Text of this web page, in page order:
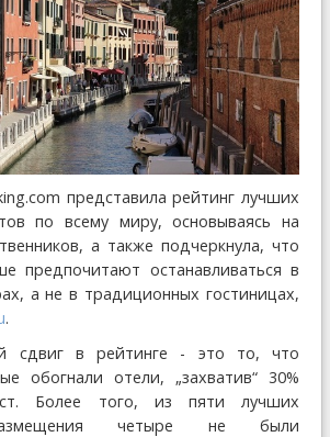
представила рейтинг лучших
по всему миру, основываясь на
а также подчеркнула, что
предпочитают останавливаться в
а не в традиционных гостиницах,
.
сдвиг в рейтинге - это то, что
обогнали отели, „захватив“ 30%
Более того, из пяти лучших
четыре не были